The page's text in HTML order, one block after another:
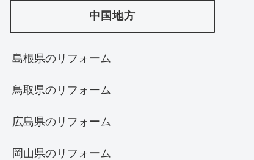
中国地方
島根県のリフォーム
鳥取県のリフォーム
広島県のリフォーム
岡山県のリフォーム